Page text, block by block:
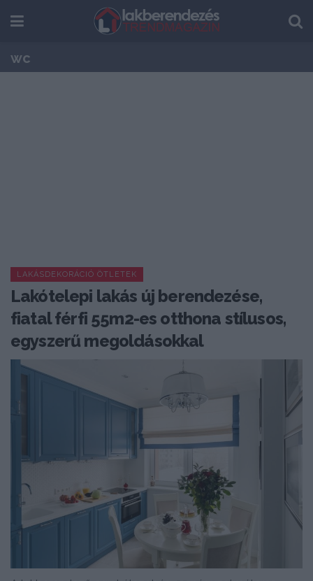
wc
LAKÁSDEKORÁCIÓ ÖTLETEK
Lakótelepi lakás új berendezése,
fiatal férfi 55m2-es otthona stílusos,
egyszerű megoldásokkal